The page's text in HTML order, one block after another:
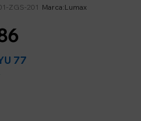
ZGS-201 Lumax
77